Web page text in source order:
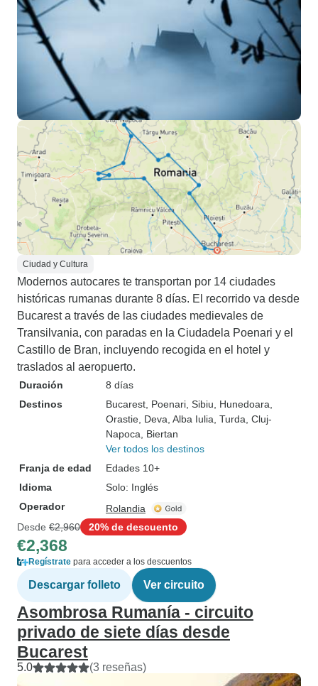
Ciudad y Cultura
Modernos autocares te transportan por 14 ciudades
históricas rumanas durante 8 días. El recorrido va desde
Bucarest a través de las ciudades medievales de
Transilvania, con paradas en la Ciudadela Poenari y el
Castillo de Bran, incluyendo recogida en el hotel y
traslados al aeropuerto.
Duración
8 días
Destinos
Bucarest , Poenari , Sibiu , Hunedoara
Orastie , Deva , Alba Iulia , Turda , Cluj-
Napoca , Biertan
Ver todos los destinos
Franja de edad
Edades 10+
Idioma
Solo: Inglés
Operador
Rolandia
Desde €2,960 20% de descuento
€2,368
Regístrate para acceder a los descuentos
Descargar folleto Ver circuito
Asombrosa Rumanía - circuito
privado de siete días desde
Bucarest
5.0 (3 reseñas)